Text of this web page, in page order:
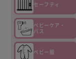
セーフティ
ベビーケア・
バス
ベビー服